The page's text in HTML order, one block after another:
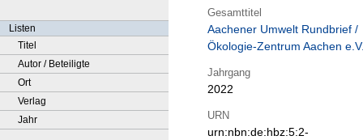
Listen
Titel
Autor / Beteiligte
Ort
Verlag
Jahr
Gesamttitel
Aachener Umwelt Rundbrief /
Ökologie-Zentrum Aachen
Jahrgang
2022
URN
urn:nbn:de:hbz:5:2-